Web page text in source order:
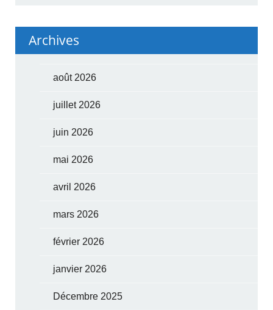
Archives
août 2026
juillet 2026
juin 2026
mai 2026
avril 2026
mars 2026
février 2026
janvier 2026
Décembre 2025